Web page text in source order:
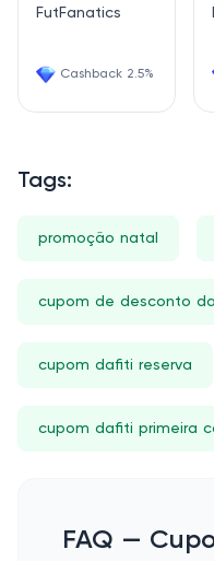
FutFanatics
Cashback 2.5%
Tags:
promoção natal
cupom de desconto
cupom dafiti reserva
cupom dafiti primeira
FAQ —